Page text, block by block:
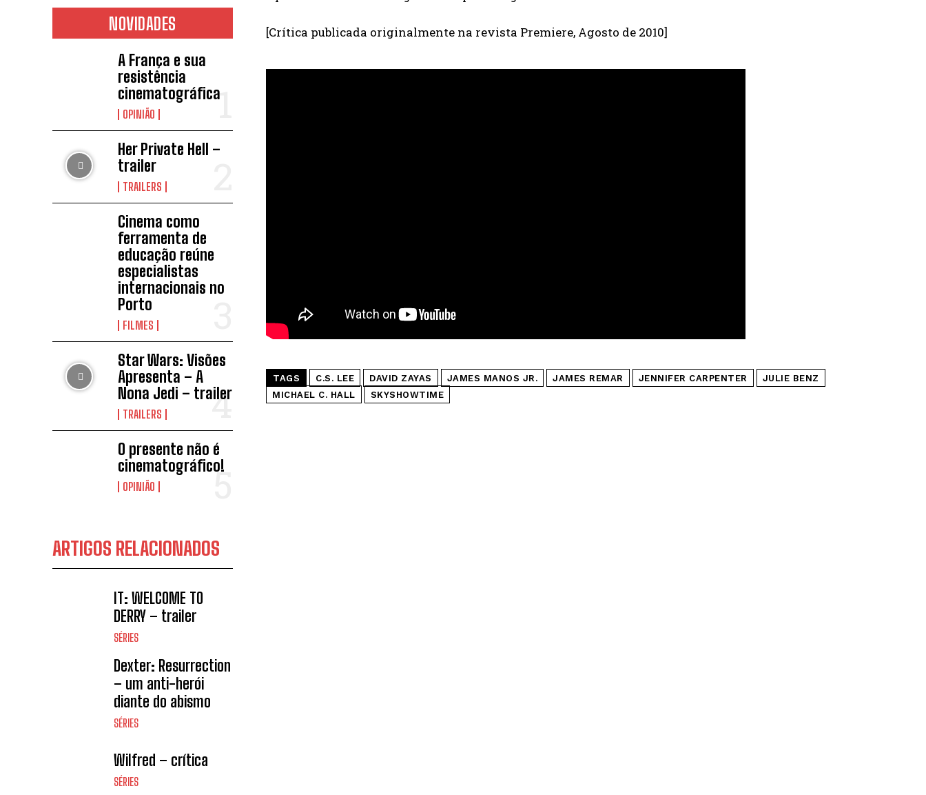
NOVIDADES
A França e sua
resistência
cinematográfica
OPINIÃO
Her Private Hell –
trailer
TRAILERS
Cinema como
ferramenta de
educação reúne
especialistas
internacionais no
Porto
FILMES
Star Wars: Visões
Apresenta – A
Nona Jedi – trailer
TRAILERS
O presente não é
cinematográfico!
OPINIÃO
ARTIGOS RELACIONADOS
IT: WELCOME TO
DERRY – trailer
SÉRIES
Dexter: Resurrection
– um anti-herói
diante do abismo
SÉRIES
Wilfred – crítica
SÉRIES
[Crítica publicada originalmente na revista Premiere, Agosto de 2010]
TAGS C.S. LEE DAVID ZAYAS JAMES MANOS JR. JAMES REMAR JENNIFER CARPENTER
JULIE BENZ
MICHAEL C. HALL
SKYSHOWTIME